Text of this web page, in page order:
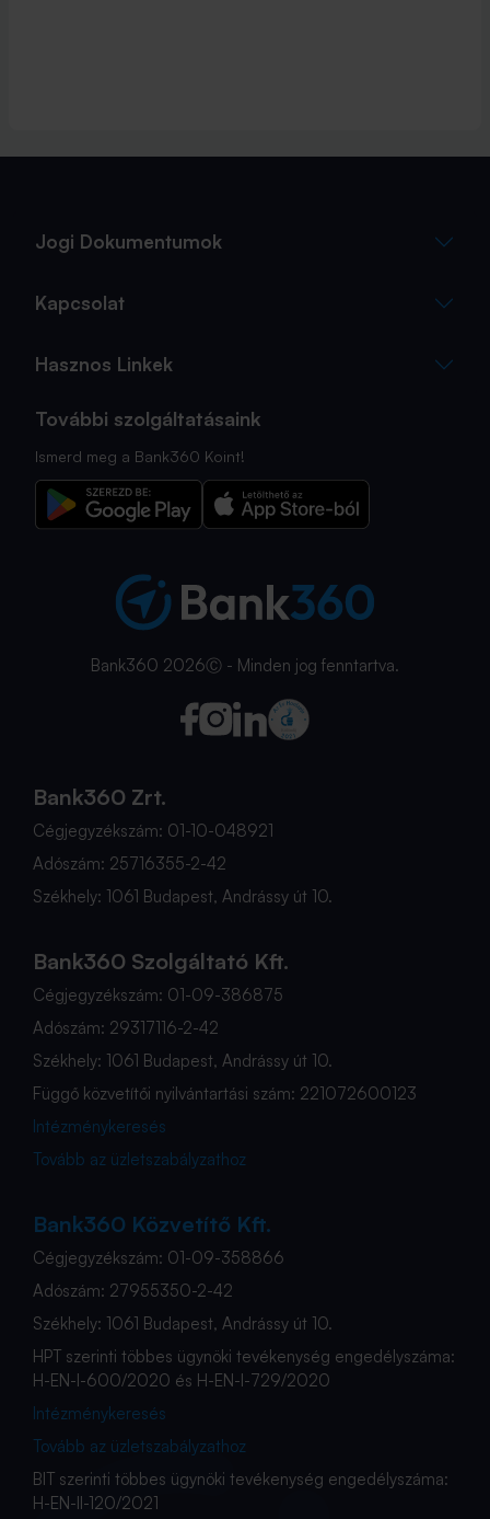
Jogi Dokumentumok
Kapcsolat
Hasznos Linkek
További szolgáltatásaink
Ismerd meg a Bank360 Koint!
Bank360 2026Ⓒ - Minden jog fenntartva.
Bank360 Zrt.
Cégjegyzékszám: 01-10-048921
Adószám: 25716355-2-42
Székhely: 1061 Budapest, Andrássy út 10.
Bank360 Szolgáltató Kft.
Cégjegyzékszám: 01-09-386875
Adószám: 29317116-2-42
Székhely: 1061 Budapest, Andrássy út 10.
Függő közvetítői nyilvántartási szám: 221072600123
Intézménykeresés
Tovább az üzletszabályzathoz
Bank360 Közvetítő Kft.
Cégjegyzékszám: 01-09-358866
Adószám: 27955350-2-42
Székhely: 1061 Budapest, Andrássy út 10.
HPT szerinti többes ügynöki tevékenység engedélyszáma:
H-EN-I-600/2020 és H-EN-I-729/2020
Intézménykeresés
Tovább az üzletszabályzathoz
BIT szerinti többes ügynöki tevékenység engedélyszáma:
H-EN-II-120/2021